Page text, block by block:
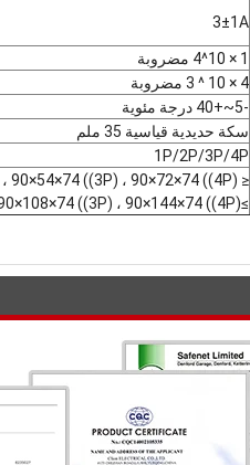
3±1A
1 × 10^4 مضروبة
4 × 10 ^ 3 مضروبة
-5~+40 درجة مئوية
سكة حديدية قياسية 35 ملم
1P/2P/3P/4P
≤ 80kA: 90×18×74 ((1P) ، 90×36×74 ((2P) ، 90×54×74 ((3P) ، 90×72×74 ((4P)
≥100kA: 90×36×74 ((1P) ، 90×72×74 ((2P) ، 90×108×74 ((3P) ، 90×144×74 ((4P)